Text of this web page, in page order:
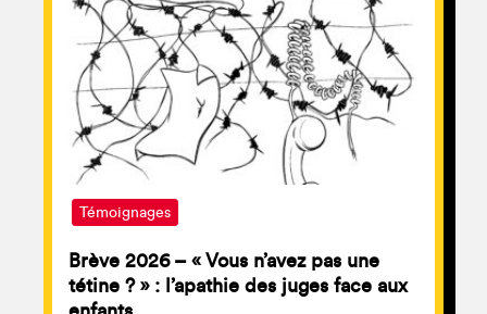
Témoignages
Brève 2026 – « Vous n’avez pas une
tétine ? » : l’apathie des juges face aux